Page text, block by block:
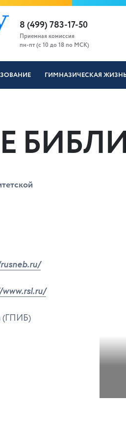
8 (499) 783-17-50
Приемная комиссия
пн-пт (с 10 до 18 по МСК)
ГИМНАЗИЧЕСКАЯ
(ГПИБ)